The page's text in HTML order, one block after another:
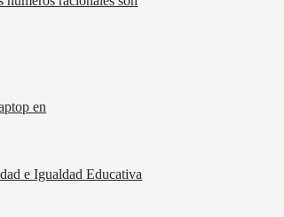
e Igualdad Educativa